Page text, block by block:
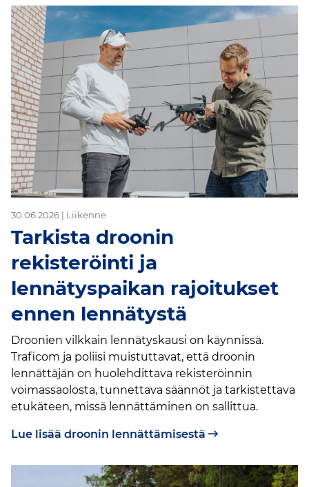
30.06.2026 | Liikenne
Tarkista droonin
rekisteröinti ja
lennätyspaikan rajoitukset
ennen lennätystä
Droonien vilkkain lennätyskausi on käynnissä.
Traficom ja poliisi muistuttavat, että droonin
lennättäjän on huolehdittava rekisteröinnin
voimassaolosta, tunnettava säännöt ja tarkistettava
etukäteen, missä lennättäminen on sallittua.
Lue lisää droonin lennättämisestä